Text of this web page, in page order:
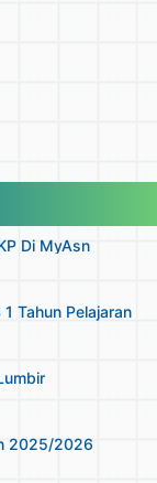
Di MyAsn
Tahun Pelajaran
2025/2026